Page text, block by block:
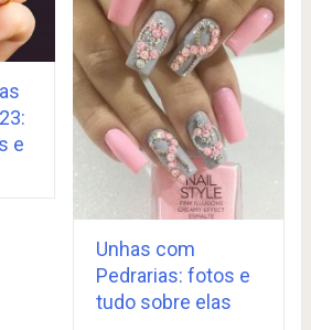
e
Unhas com
Pedrarias: fotos e
tudo sobre elas